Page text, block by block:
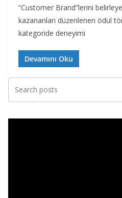
“Customer Brand”lerini
kazananları düzenlenen ödül
kategoride deneyimi
Devamını Oku